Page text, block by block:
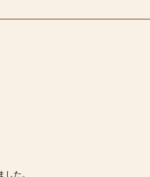
た。